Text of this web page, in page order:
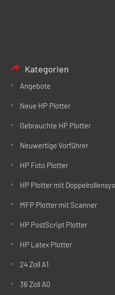
Kategorien
Angebote
Neue HP Plotter
Gebrauchte HP Plotter
Neuwertige Vorführer
HP Foto Plotter
HP Plotter mit
MFP Plotter mit Scanner
HP PostScript Plotter
HP Latex Plotter
24 Zoll A1
36 Zoll A0